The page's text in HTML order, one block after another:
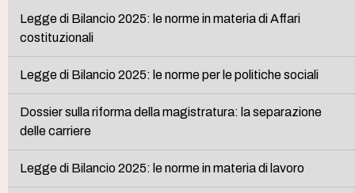
Legge di Bilancio 2025: le norme in materia di Affari
costituzionali
Legge di Bilancio 2025: le norme per le politiche sociali
Dossier sulla riforma della magistratura: la separazione
delle carriere
Legge di Bilancio 2025: le norme in materia di lavoro